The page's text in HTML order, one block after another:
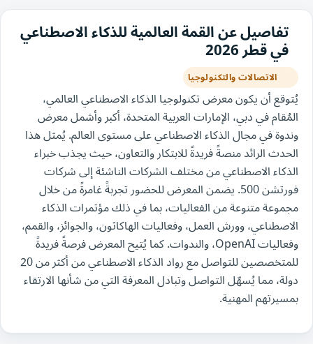
تفاصيل عن القمة العالمية للذكاء الاصطناعي
في قطر 2026
الاتصالات والتكنولوجيا
يُتوقع أن يكون معرض تكنولوجيا الذكاء الاصطناعي العالمي،
المُقام في دبي، الإمارات العربية المتحدة، أكبر وأشمل معرض
وندوة في مجال الذكاء الاصطناعي على مستوى العالم. يُمثل هذا
الحدث الرائد منصةً فريدةً للابتكار والتعاون، حيث يجذب خبراء
الذكاء الاصطناعي من مختلف الشركات الناشئة إلى شركات
فورتشن 500. يضمن المعرض للحضور تجربةً غامرةً من خلال
مجموعة متنوعة من الفعاليات، بما في ذلك مؤتمرات الذكاء
الاصطناعي، وورش العمل، وفعاليات الهاكاثون، والجوائز، والقمم،
وفعاليات OpenAI، والندوات. كما يُتيح المعرض فرصةً فريدةً
للمتخصصين للتواصل مع رواد الذكاء الاصطناعي من أكثر من 20
دولة، مما يُسهّل التواصل وتبادل المعرفة التي من شأنها الارتقاء
بمسيرتهم المهنية.